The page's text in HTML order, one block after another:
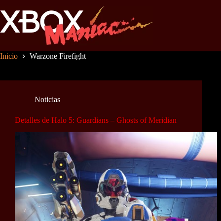
al
contenido
Inicio Warzone Firefight
Noticias
Detalles de Halo 5: Guardians – Ghosts of Meridian